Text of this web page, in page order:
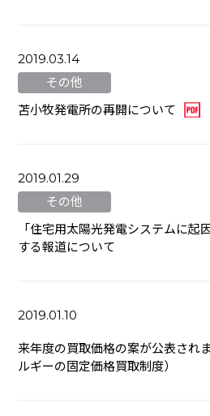
2019.03.14
その他
苫小牧発電所の再開について
2019.01.29
その他
「住宅用太陽光発電システムに起
する報道について
2019.01.10
来年度の買取価格の案が公表され
ルギーの固定価格買取制度）